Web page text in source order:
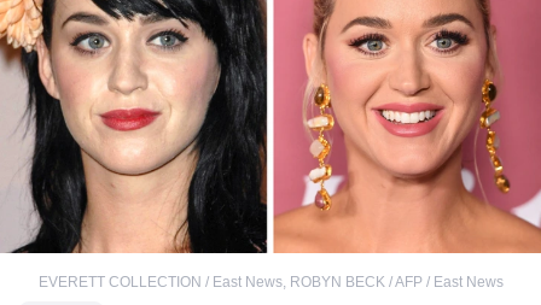
EVERETT COLLECTION / East News, ROBYN BECK / AFP / East News